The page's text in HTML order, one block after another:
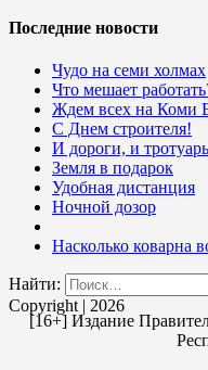
Последние новости
Чудо на семи холмах
Что мешает
Ждем всех на
С Днем строителя!
И дороги, и
Земля в подарок
Удобная дистанция
Ночной дозор
Насколько коварна
Найти:
Copyright | 2026
[16+] Издание